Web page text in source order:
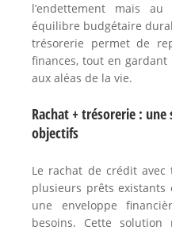
l’endettement mais
équilibre budgétaire
trésorerie permet de
finances, tout en
aux aléas de la vie.
Rachat + trésorerie :
objectifs
Le rachat de crédit
plusieurs prêts
une enveloppe
besoins. Cette